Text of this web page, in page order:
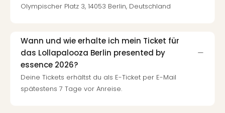
Olympischer Platz 3, 14053 Berlin, Deutschland
Wann und wie erhalte ich mein Ticket für
das Lollapalooza Berlin presented by
essence 2026?
Deine Tickets erhältst du als E-Ticket per E-Mail
spätestens 7 Tage vor Anreise.